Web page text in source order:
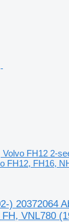
Volvo FH12 2-
FH12, FH16,
) 20372064
VNL780